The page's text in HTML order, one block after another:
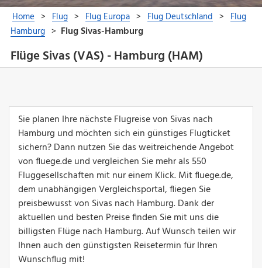
Flüge Sivas (VAS) - Hamburg (HAM)
Sie planen Ihre nächste Flugreise von Sivas nach
Hamburg und möchten sich ein günstiges Flugticket
sichern? Dann nutzen Sie das weitreichende Angebot
von fluege.de und vergleichen Sie mehr als 550
Fluggesellschaften mit nur einem Klick. Mit fluege.de,
dem unabhängigen Vergleichsportal, fliegen Sie
preisbewusst von Sivas nach Hamburg. Dank der
aktuellen und besten Preise finden Sie mit uns die
billigsten Flüge nach Hamburg. Auf Wunsch teilen wir
Ihnen auch den günstigsten Reisetermin für Ihren
Wunschflug mit!